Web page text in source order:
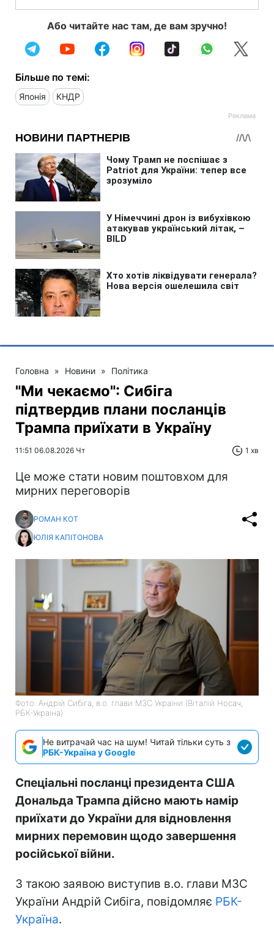
Або читайте нас там, де вам зручно!
Більше по темі:
Японія КНДР
Головна » Новини » Політика
"Ми чекаємо": Сибіга
підтвердив плани посланців
Трампа приїхати в Україну
11:51 06.08.2026 Чт 1 хв
Це може стати новим поштовхом для
мирних переговорів
РОМАН КОТ
ЮЛІЯ КАПІТОНОВА
Фото: Андрій Сибіга, в.о. глави МЗС України (Віталій Носач,
РБК-Україна)
Не витрачай час на шум! Читай тільки суть з
РБК-Україна у Google
Спеціальні посланці президента США
Дональда Трампа дійсно мають намір
приїхати до України для відновлення
мирних перемовин щодо завершення
російської війни.
З такою заявою виступив в.о. глави МЗС
України Андрій Сибіга, повідомляє РБК-
Україна.